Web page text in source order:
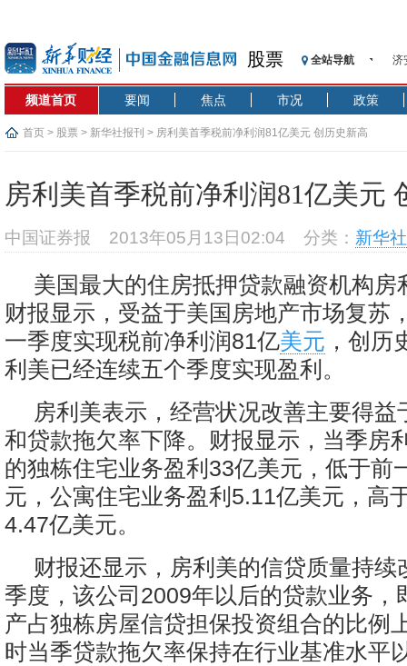
股票 全站导航
济
【
基
沥
恒
频道首页 要闻 焦点 市况 政策
首页 > 股票 > 新华社报刊 > 房利美首季税前净利润81亿美元 创历史新高
房利美首季税前净利润81亿美元
中国证券报 2013年05月13日02:04 分类： 新华
美国最大的住房抵押贷款融资机构房
财报显示，受益于美国房地产市场复苏
一季度实现税前净利润81亿美元 ，创历
利美已经连续五个季度实现盈利。
房利美表示，经营状况改善主要得益
和贷款拖欠率下降。财报显示，当季房
的独栋住宅业务盈利33亿美元，低于前
元，公寓住宅业务盈利5.11亿美元，高
4.47亿美元。
财报还显示，房利美的信贷质量持续
季度，该公司2009年以后的贷款业务，
产占独栋房屋信贷担保投资组合的比例
时当季贷款拖欠率保持在行业基准水平